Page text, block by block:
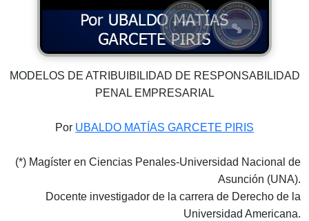
MODELOS DE ATRIBUIBILIDAD DE RESPONSABILIDAD
PENAL EMPRESARIAL
Por UBALDO MATÍAS GARCETE PIRIS
(*) Magíster en Ciencias Penales-Universidad Nacional de
Asunción (UNA).
Docente investigador de la carrera de Derecho de la
Universidad Americana.